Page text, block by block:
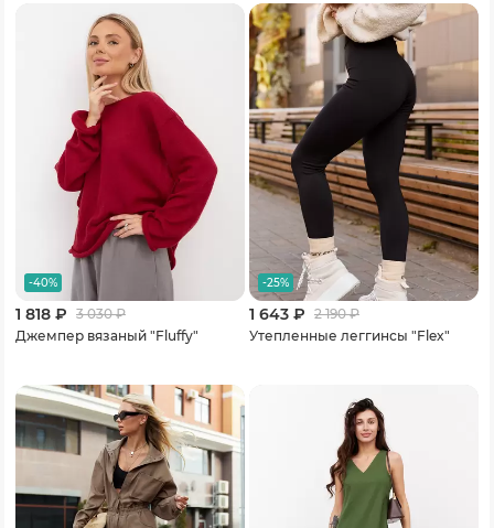
-40%
1 818 ₽ 3 030₽
Джемпер вязаный "Fluffy"
-25%
1 643 ₽ 2 190₽
Утепленные леггинсы "Flex"